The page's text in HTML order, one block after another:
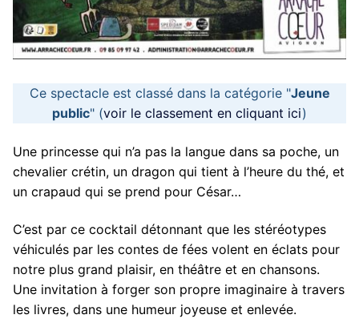
Ce spectacle est classé dans la catégorie "Jeune
public" (voir le classement en cliquant ici)
Une princesse qui n’a pas la langue dans sa poche, un
chevalier crétin, un dragon qui tient à l’heure du thé, et
un crapaud qui se prend pour César…
C’est par ce cocktail détonnant que les stéréotypes
véhiculés par les contes de fées volent en éclats pour
notre plus grand plaisir, en théâtre et en chansons.
Une invitation à forger son propre imaginaire à travers
les livres, dans une humeur joyeuse et enlevée.